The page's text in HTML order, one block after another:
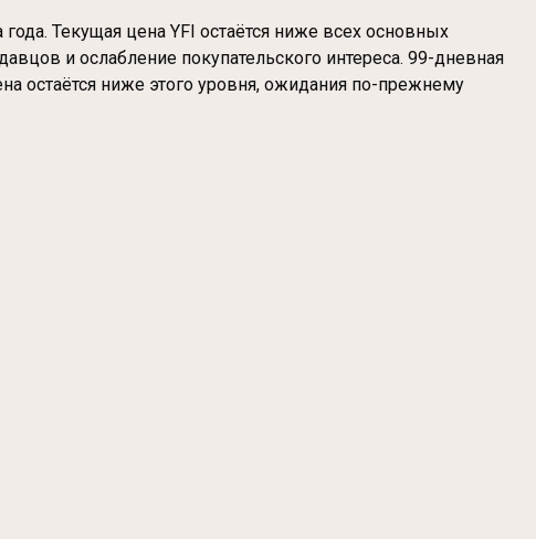
Текущая цена YFI остаётся ниже всех основных
и ослабление покупательского интереса. 99-дневная
остаётся ниже этого уровня, ожидания по-прежнему